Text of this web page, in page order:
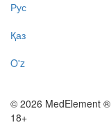
Рус
Қаз
O'z
© 2026 MedElement ®
18+